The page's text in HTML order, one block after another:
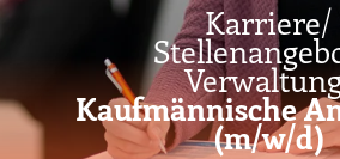
Karriere/
Kaufmännische
(m/w/d)